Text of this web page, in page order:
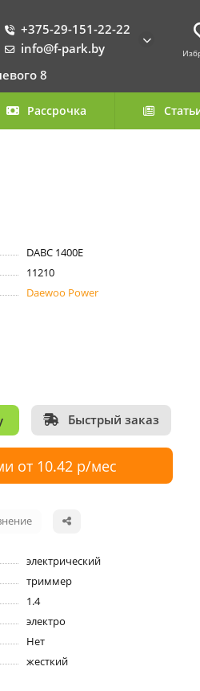
+375-29-151-22-22
info@f-park.by
8
Рассрочка
DABC 1400E
11210
Daewoo Power
Быстрый заказ
от 10.42 р/мес
электрический
триммер
1.4
электро
Нет
жесткий